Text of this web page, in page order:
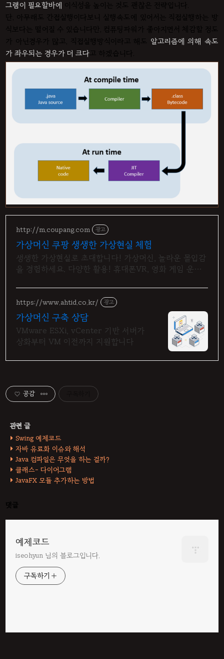
그램이 필요할바에 이식성을 높이는 것도 괜찮은 전략입니다.
단, 아무래도 간접실행이다보니 실행속도에 있어서는 직접실행하는 방
식보다는 떨어질 수 있습니다만, 컴퓨팅파워가 좋아지면서 체감할 정도
가 아닌경우가 많고, 직접실행방식이라고 해도 알고리즘에 의해 속도
가 좌우되는 경우가 더 크다고 하겠습니다.
http://m.coupang.com 광고
가상머신 쿠팡 생생한 가상현실 체험
생생한 가상현실로 초대합니다! 가상머신, 놀라운 몰입감
을 경험하세요. 다양한 활용! 휴대폰VR, 영화 게임 운동
https://www.ahtid.co.kr/ 광고
가상머신 구축 상담
VMware ESXi, vCenter 기반 서버가
상화부터 VM 이전까지 지원합니다
공감
Swing 예제코드
자바 유료화 이슈와 해석
Java 컴파일은 무엇을 하는 걸까?
클래스- 다이어그램
JavaFX 모듈 추가하는 방법
댓글
예제코드
iseohyun 님의 블로그입니다.
구독하기